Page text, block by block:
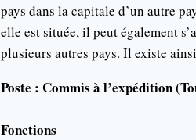
pays dans la capitale d’un autre
elle est située, il peut également
plusieurs autres pays. Il existe
Poste : Commis à l’expédition
Fonctions